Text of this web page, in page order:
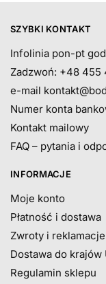
SZYBKI KONTAKT
Infolinia pon-pt
Zadzwoń: +48 455
e-mail
Numer konta
Kontakt mailowy
FAQ – pytania i
INFORMACJE
Moje konto
Płatność i dostawa
Zwroty i reklamacje
Dostawa do krajów
Regulamin sklepu